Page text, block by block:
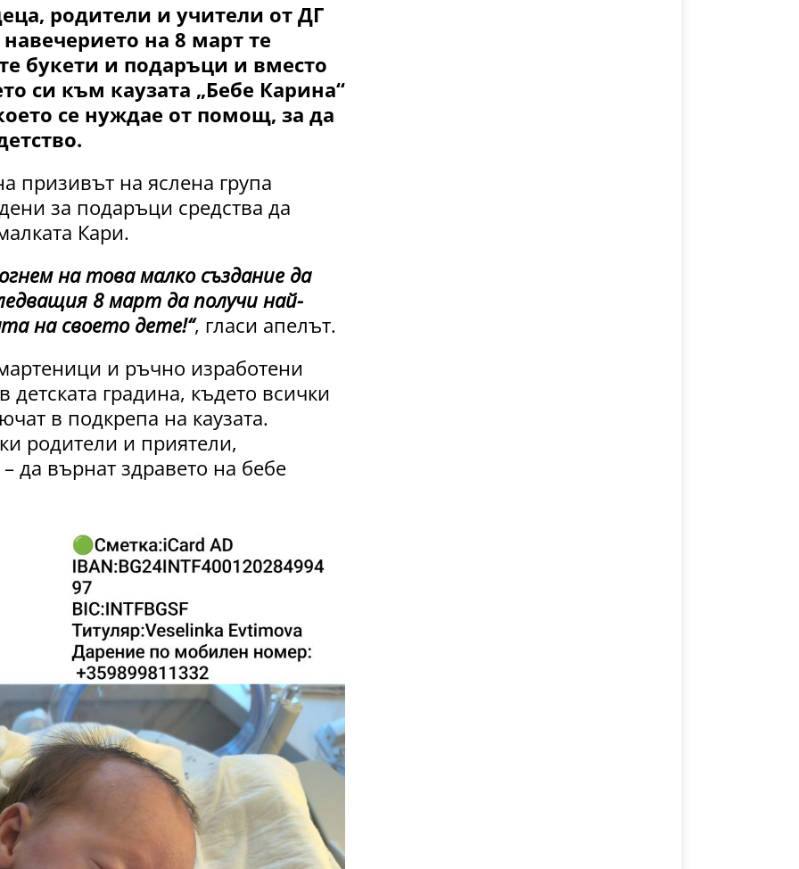
родители и учители от ДГ
на 8 март те
букети и подаръци и вместо
си към каузата „Бебе Карина“
се нуждае от помощ, за да
призивът на яслена група
за подаръци средства да
Кари.
на това малко създание да
8 март да получи най-
на своето дете!“, гласи апелът.
и ръчно изработени
градина, където всички
в подкрепа на каузата.
родители и приятели,
да върнат здравето на бебе